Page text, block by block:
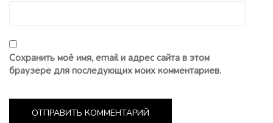
Сохранить моё имя, email и адрес сайта в этом
браузере для последующих моих комментариев.